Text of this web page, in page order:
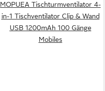
MOPUEA Tischturmventilator 4-
in-1 Tischventilator Clip & Wand
USB 1200mAh 100 Gänge
Mobiles